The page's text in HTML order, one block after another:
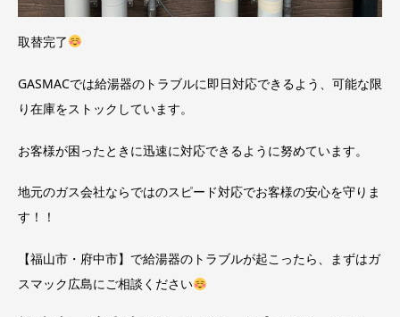
取替完了
GASMACでは給湯器のトラブルに即日対応できるよう、可能な限
り在庫をストックしています。
お客様が困ったときに迅速に対応できるように努めています。
地元のガス会社ならではのスピード対応でお客様の安心を守りま
す！！
【福山市・府中市】で給湯器のトラブルが起こったら、まずはガ
スマック広島にご相談ください